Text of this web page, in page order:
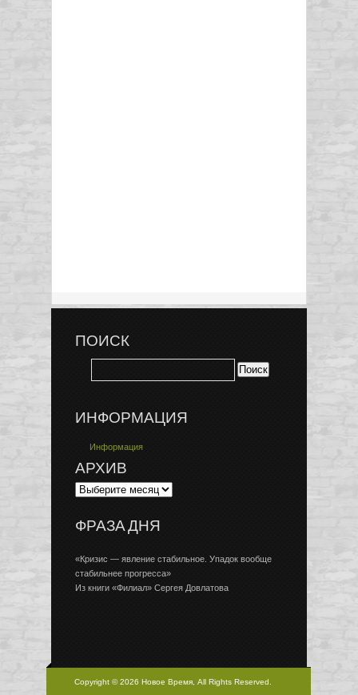
ПОИСК
ИНФОРМАЦИЯ
Информация
АРХИВ
ФРАЗА ДНЯ
«Кризис — явление стабильное. Упадок вообще
стабильнее прогресса»
Из книги «Филиал» Сергея Довлатова
Copyright © 2026 Новое Время, All Rights Reserved.